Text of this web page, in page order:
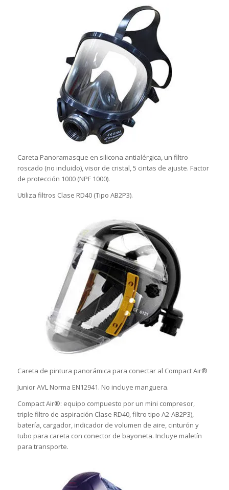
Careta Panoramasque en silicona antialérgica, un filtro
roscado (no incluido), visor de cristal, 5 cintas de ajuste. Factor
de protección 1000 (NPF 1000).
Utiliza filtros Clase RD40 (Tipo AB2P3).
Careta de pintura panorámica para conectar al Compact Air®
Junior AVL Norma EN12941. No incluye manguera.
Compact Air®: equipo compuesto por un mini compresor,
triple filtro de aspiración Clase RD40, filtro tipo A2-AB2P3),
batería, cargador, indicador de volumen de aire, cinturón y
tubo para careta con conector de bayoneta. Incluye maletín
para transporte.